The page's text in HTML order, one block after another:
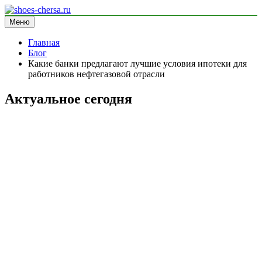
Перейти
к
содержимому
shoes-chersa.ru
информационный сайт
Меню
Главная
Блог
Какие банки предлагают лучшие условия ипотеки для
работников нефтегазовой отрасли
Актуальное сегодня